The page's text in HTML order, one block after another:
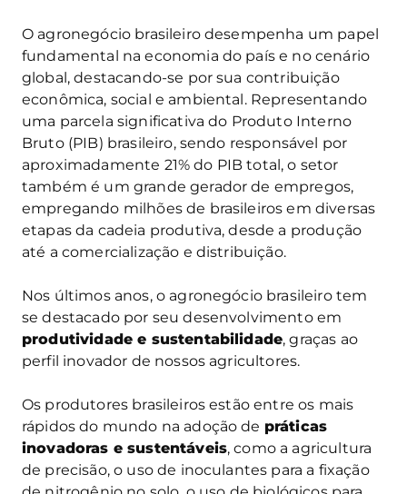
O agronegócio brasileiro desempenha um papel
fundamental na economia do país e no cenário
global, destacando-se por sua contribuição
econômica, social e ambiental. Representando
uma parcela significativa do Produto Interno
Bruto (PIB) brasileiro, sendo responsável por
aproximadamente 21% do PIB total, o setor
também é um grande gerador de empregos,
empregando milhões de brasileiros em diversas
etapas da cadeia produtiva, desde a produção
até a comercialização e distribuição.
Nos últimos anos, o agronegócio brasileiro tem
se destacado por seu desenvolvimento em
produtividade e sustentabilidade, graças ao
perfil inovador de nossos agricultores.
Os produtores brasileiros estão entre os mais
rápidos do mundo na adoção de práticas
inovadoras e sustentáveis, como a agricultura
de precisão, o uso de inoculantes para a fixação